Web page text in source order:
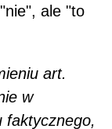
ale "to
art.
w
faktycznego,